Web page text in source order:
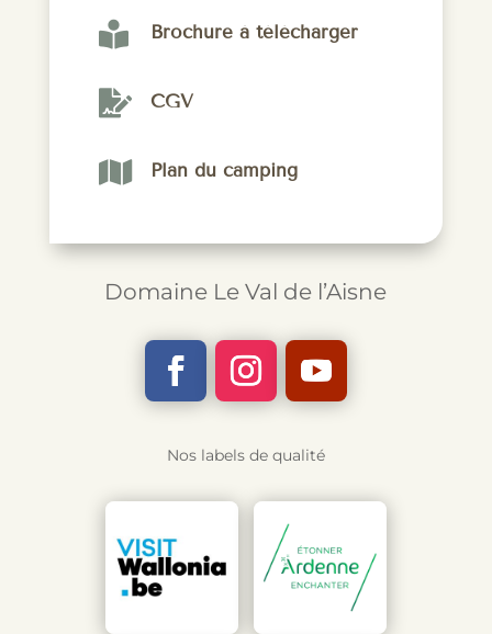
 Brochure à télécharger
 CGV
 Plan du camping
Domaine Le Val de l’Aisne
Nos labels de qualité